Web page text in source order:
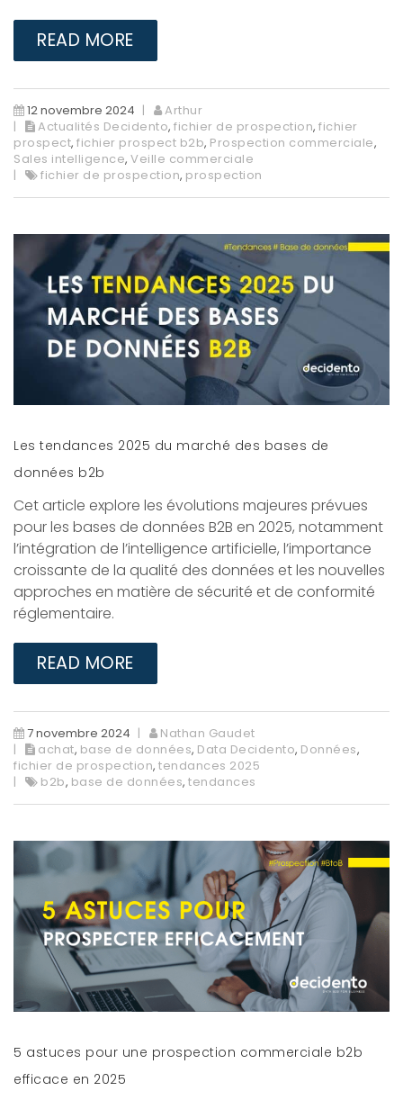
READ MORE
12 novembre 2024
Arthur
Actualités Decidento, fichier de prospection, fichier
prospect, fichier prospect b2b, Prospection commerciale,
Sales intelligence, Veille commerciale
fichier de prospection, prospection
Les tendances 2025 du marché des bases de
données b2b
Cet article explore les évolutions majeures prévues
pour les bases de données B2B en 2025, notamment
l’intégration de l’intelligence artificielle, l’importance
croissante de la qualité des données et les nouvelles
approches en matière de sécurité et de conformité
réglementaire.
READ MORE
7 novembre 2024
Nathan Gaudet
achat, base de données, Data Decidento, Données,
fichier de prospection, tendances 2025
b2b, base de données, tendances
5 astuces pour une prospection commerciale b2b
efficace en 2025